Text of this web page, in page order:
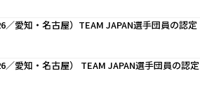
／愛知・名古屋）TEAM JAPAN選手団員の認定
／愛知・名古屋） TEAM JAPAN選手団員の認定